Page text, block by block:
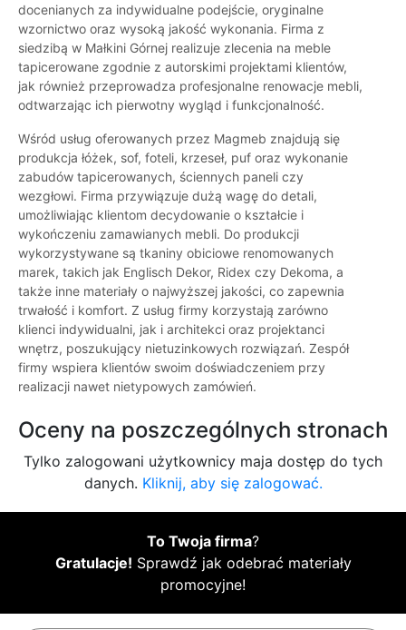
docenianych za indywidualne podejście, oryginalne
wzornictwo oraz wysoką jakość wykonania. Firma z
siedzibą w Małkini Górnej realizuje zlecenia na meble
tapicerowane zgodnie z autorskimi projektami klientów,
jak również przeprowadza profesjonalne renowacje mebli,
odtwarzając ich pierwotny wygląd i funkcjonalność.
Wśród usług oferowanych przez Magmeb znajdują się
produkcja łóżek, sof, foteli, krzeseł, puf oraz wykonanie
zabudów tapicerowanych, ściennych paneli czy
wezgłowi. Firma przywiązuje dużą wagę do detali,
umożliwiając klientom decydowanie o kształcie i
wykończeniu zamawianych mebli. Do produkcji
wykorzystywane są tkaniny obiciowe renomowanych
marek, takich jak Englisch Dekor, Ridex czy Dekoma, a
także inne materiały o najwyższej jakości, co zapewnia
trwałość i komfort. Z usług firmy korzystają zarówno
klienci indywidualni, jak i architekci oraz projektanci
wnętrz, poszukujący nietuzinkowych rozwiązań. Zespół
firmy wspiera klientów swoim doświadczeniem przy
realizacji nawet nietypowych zamówień.
Oceny na poszczególnych stronach
Tylko zalogowani użytkownicy maja dostęp do tych
danych. Kliknij, aby się zalogować.
To Twoja firma?
Gratulacje! Sprawdź jak odebrać materiały
promocyjne!